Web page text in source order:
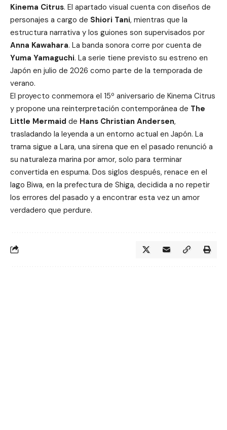
Kinema Citrus. El apartado visual cuenta con diseños de
personajes a cargo de Shiori Tani, mientras que la
estructura narrativa y los guiones son supervisados por
Anna Kawahara. La banda sonora corre por cuenta de
Yuma Yamaguchi. La serie tiene previsto su estreno en
Japón en julio de 2026 como parte de la temporada de
verano.
El proyecto conmemora el 15º aniversario de Kinema Citrus
y propone una reinterpretación contemporánea de The
Little Mermaid de Hans Christian Andersen,
trasladando la leyenda a un entorno actual en Japón. La
trama sigue a Lara, una sirena que en el pasado renunció a
su naturaleza marina por amor, solo para terminar
convertida en espuma. Dos siglos después, renace en el
lago Biwa, en la prefectura de Shiga, decidida a no repetir
los errores del pasado y a encontrar esta vez un amor
verdadero que perdure.